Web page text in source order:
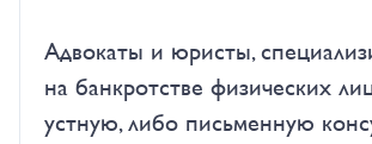
Адвокаты и юристы,
на банкротстве физических
устную, либо письменную